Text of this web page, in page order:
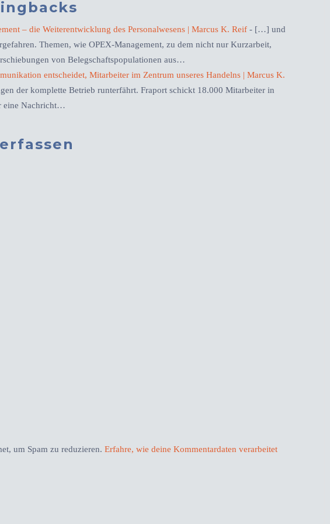
– die Weiterentwicklung des Personalwesens | Marcus K. Reif - […] und
Themen, wie OPEX-Management, zu dem nicht nur Kurzarbeit,
von Belegschaftspopulationen aus…
entscheidet, Mitarbeiter im Zentrum unseres Handelns | Marcus K.
der komplette Betrieb runterfährt. Fraport schickt 18.000 Mitarbeiter in
eine Nachricht…
um Spam zu reduzieren.Erfahre, wie deine Kommentardaten verarbeitet